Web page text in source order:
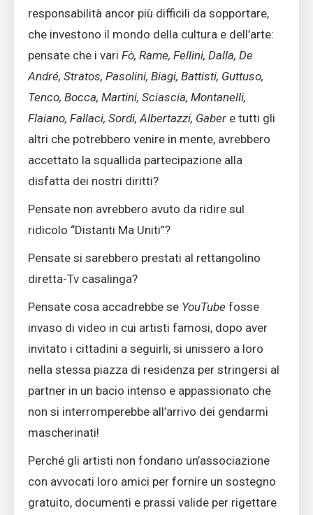
responsabilità ancor più difficili da sopportare,
che investono il mondo della cultura e dell’arte:
pensate che i vari Fò, Rame, Fellini, Dalla, De
André, Stratos, Pasolini, Biagi, Battisti, Guttuso,
Tenco, Bocca, Martini, Sciascia, Montanelli,
Flaiano, Fallaci, Sordi, Albertazzi, Gaber e tutti gli
altri che potrebbero venire in mente, avrebbero
accettato la squallida partecipazione alla
disfatta dei nostri diritti?
Pensate non avrebbero avuto da ridire sul
ridicolo “Distanti Ma Uniti”?
Pensate si sarebbero prestati al rettangolino
diretta-Tv casalinga?
Pensate cosa accadrebbe se YouTube fosse
invaso di video in cui artisti famosi, dopo aver
invitato i cittadini a seguirli, si unissero a loro
nella stessa piazza di residenza per stringersi al
partner in un bacio intenso e appassionato che
non si interromperebbe all’arrivo dei gendarmi
mascherinati!
Perché gli artisti non fondano un’associazione
con avvocati loro amici per fornire un sostegno
gratuito, documenti e prassi valide per rigettare